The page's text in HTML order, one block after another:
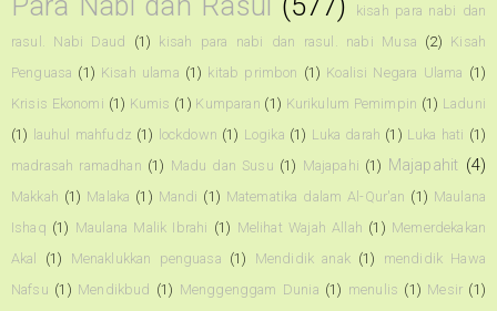
kisah para nabi dan
rasul. Nabi Daud
(1) kisah para nabi dan rasul. nabi Musa (2) Kisah
Penguasa (1) Kisah ulama (1) kitab primbon (1) Koalisi Negara Ulama (1)
Krisis Ekonomi (1) Kumis (1) Kumparan (1) Kurikulum Pemimpin (1) Laduni
(1) lauhul mahfudz (1) lockdown (1) Logika (1) Luka darah (1) Luka hati (1)
madrasah ramadhan (1) Madu dan Susu (1) Majapahi (1) Majapahit (4)
Makkah (1) Malaka (1) Mandi (1) Matematika dalam Al-Qur'an (1) Maulana
Ishaq (1) Maulana Malik Ibrahi (1) Melihat Wajah Allah (1) Memerdekakan
Akal
(1) Menaklukkan penguasa (1) Mendidik anak (1)
mendidik Hawa
Nafsu (1) Mendikbud (1) Menggenggam Dunia (1) menulis (1) Mesir (1)